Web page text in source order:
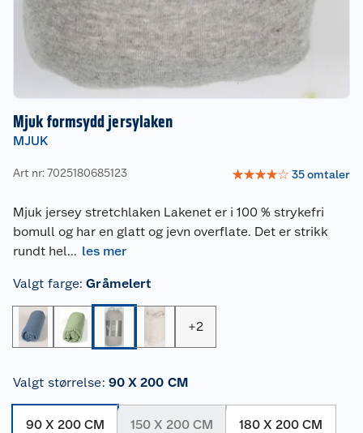
Mjuk formsydd jersylaken
MJUK
Art nr: 7025180685123 ☆☆☆☆☆ 35omtaler
Mjuk jersey stretchlaken Lakenet er i 100 % strykefri
bomull og har en glatt og jevn overflate. Det er strikk
rundt hel... les mer
Valgt farge: Gråmelert
+2
Valgt størrelse: 90 X 200 CM
90 X 200 CM 150 X 200 CM 180 X 200 CM